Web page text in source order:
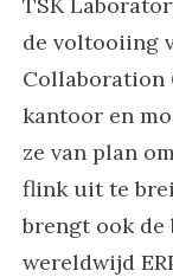
de voltooiing
Collaboration
kantoor en
ze van plan
flink uit te
brengt ook de
wereldwijd